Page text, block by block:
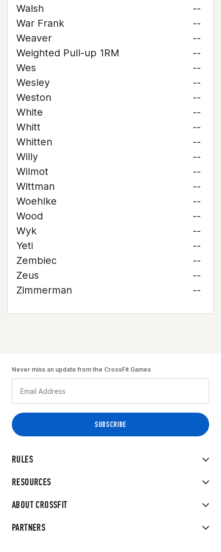
Walsh
--
War Frank
--
Weaver
--
Weighted Pull-up 1RM
--
Wes
--
Wesley
--
Weston
--
White
--
Whitt
--
Whitten
--
Willy
--
Wilmot
--
Wittman
--
Woehlke
--
Wood
--
Wyk
--
Yeti
--
Zembiec
--
Zeus
--
Zimmerman
--
RULES
RESOURCES
ABOUT CROSSFIT
PARTNERS
Never miss an update from the CrossFit Games